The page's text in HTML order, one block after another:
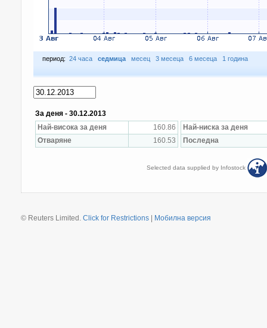
период: 24 часа седмица месец 3 месеца 6 месеца 1 година
За деня - 30.12.2013
Най-висока за деня
160.86
Отваряне
160.53
Най-ниска за деня
Последна
Selected data supplied by Infostock
© Reuters Limited. Click for Restrictions Мобилна версия